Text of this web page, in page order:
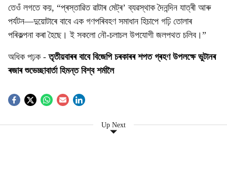
তেওঁ লগতে কয়, “প্ৰস্তাৱিত ৱাটাৰ মেট্ৰ’ ব্যৱস্থাক দৈনন্দিন যাত্ৰী আৰু
পৰ্যটন—দুয়োটাৰে বাবে এক গণপৰিবহণ সমাধান হিচাপে গঢ়ি তোলাৰ
পৰিকল্পনা কৰা হৈছে। ই সকলো নৌ-চলাচল উপযোগী জলপথত চলিব।”
অধিক পঢ়ক -তৃতীয়বাৰৰ বাবে বিজেপি চৰকাৰৰ শপত গ্ৰহণ উপলক্ষে ভুটানৰ
ৰজাৰ শুভেচ্ছাবাৰ্তা হিমন্ত বিশ্ব শৰ্মালৈ
Up Next